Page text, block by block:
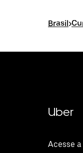
Brasil>
Uber
Acesse